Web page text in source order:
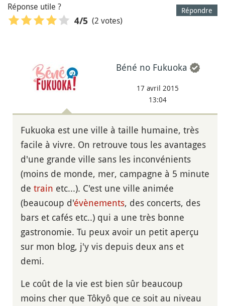
Répondre
Réponse utile ?
4/5 (2 votes)
Béné no Fukuoka
17 avril 2015
13:04
Fukuoka est une ville à taille humaine, très
facile à vivre. On retrouve tous les avantages
d'une grande ville sans les inconvénients
(moins de monde, mer, campagne à 5 minute
de train etc...). C'est une ville animée
(beaucoup d'évènements, des concerts, des
bars et cafés etc..) qui a une très bonne
gastronomie. Tu peux avoir un petit aperçu
sur mon blog, j'y vis depuis deux ans et
demi.
Le coût de la vie est bien sûr beaucoup
moins cher que Tôkyô que ce soit au niveau